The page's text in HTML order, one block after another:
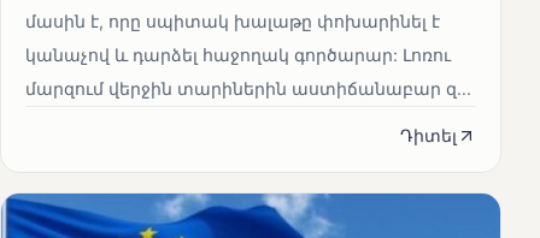
մասին է, որը սպիտակ խալաթը փոխարինել է
կանաչով և դարձել հաջողակ գործարար: Լոռու
մարզում վերջին տարիներին աստիճանաբար զ...
Դիտել